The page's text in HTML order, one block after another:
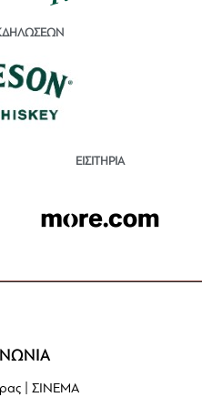
ΕΙΣΙΤΗΡΙΑ
| ΣΙΝΕΜΑ